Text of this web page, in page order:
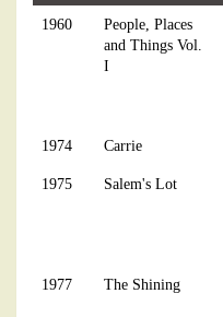
1960
People, Places
and Things Vol.
I
1974 Carrie
1975 Salem's Lot
1977 The Shining